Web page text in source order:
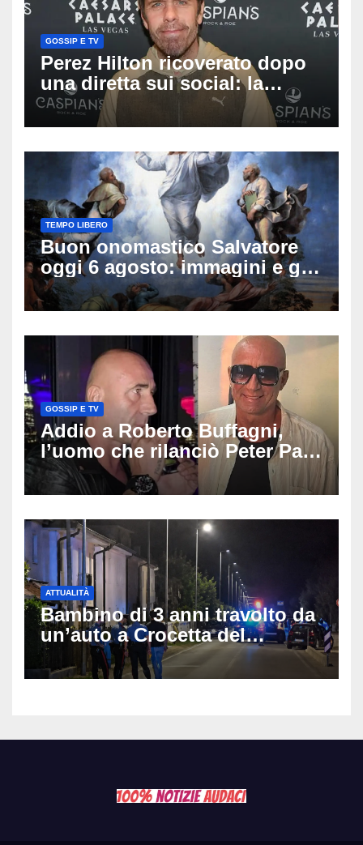
GOSSIP E TV
Perez Hilton ricoverato dopo
una diretta sui social: la
famiglia rompe il silenzio
sulle sue condizioni
TEMPO LIBERO
Buon onomastico Salvatore
oggi 6 agosto: immagini e gif
di auguri da condividere
GOSSIP E TV
Addio a Roberto Buffagni,
l’uomo che rilanciò Peter Pan
e Villa delle Rose: aveva 59
anni
ATTUALITÀ
Bambino di 3 anni travolto da
un’auto a Crocetta del
Montello: è gravissimo,
trasportato in elicottero a